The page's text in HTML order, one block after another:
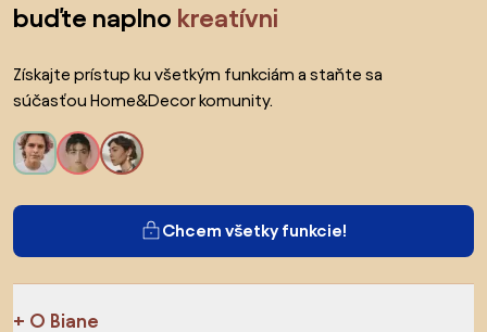
buďte naplno kreatívni
Získajte prístup ku všetkým funkciám a staňte sa
súčasťou Home&Decor komunity.
Chcem všetky funkcie!
O Biane